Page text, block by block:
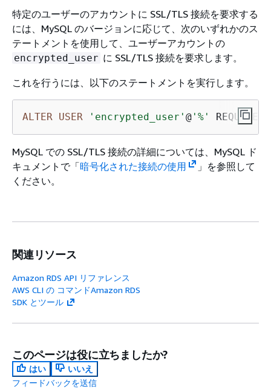
特定のユーザーのアカウントに SSL/TLS 接続を要求する
には、MySQL のバージョンに応じて、次のいずれかのス
テートメントを使用して、ユーザーアカウントの
encrypted_user に SSL/TLS 接続を要求します。
これを行うには、以下のステートメントを実行します。
ALTER USER 'encrypted_user' @ '%' REQUIRE
MySQL での SSL/TLS 接続の詳細については、MySQL ド
キュメントで「暗号化された接続の使用
」を参照して
ください。
関連リソース
Amazon RDS API リファレンス
AWS CLI の コマンドAmazon RDS
SDK とツール
このページは役に立ちましたか?
はい
いいえ
フィードバックを送信